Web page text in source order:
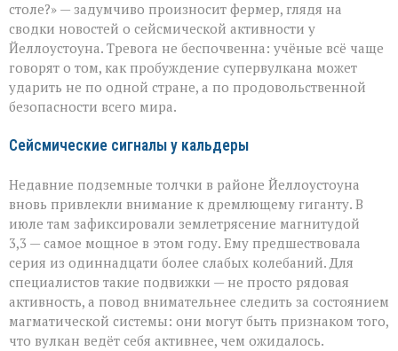
урожаю
столе?» — задумчиво произносит фермер, глядя на
сводки новостей о сейсмической активности у
Йеллоустоуна. Тревога не беспочвенна: учёные всё чаще
говорят о том, как пробуждение супервулкана может
ударить не по одной стране, а по продовольственной
безопасности всего мира.
Сейсмические сигналы у кальдеры
Недавние подземные толчки в районе Йеллоустоуна
вновь привлекли внимание к дремлющему гиганту. В
июле там зафиксировали землетрясение магнитудой
3,3 — самое мощное в этом году. Ему предшествовала
серия из одиннадцати более слабых колебаний. Для
специалистов такие подвижки — не просто рядовая
активность, а повод внимательнее следить за состоянием
магматической системы: они могут быть признаком того,
что вулкан ведёт себя активнее, чем ожидалось.